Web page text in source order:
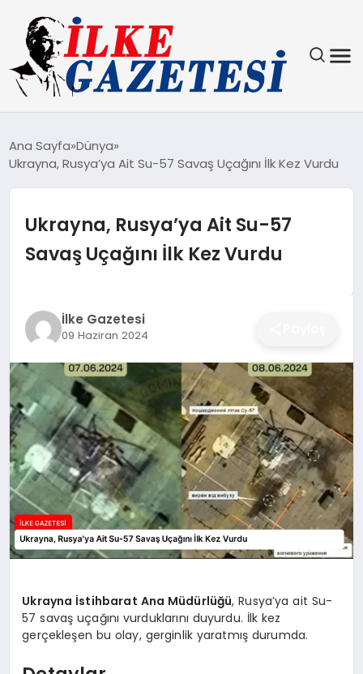
TEKNOLOJI
SPOR
SAĞLIK
EKONOMI
DÜNYA
SIYASET
EĞITIM
Ana Sayfa Dünya
Ukrayna, Rusya’ya Ait Su-57 Savaş Uçağını İlk Kez Vurdu
Ukrayna, Rusya’ya Ait Su-57
Savaş Uçağını İlk Kez Vurdu
İlke Gazetesi
09 Haziran 2024
Ukrayna İstihbarat Ana Müdürlüğü, Rusya’ya ait Su-
57 savaş uçağını vurduklarını duyurdu. İlk kez
gerçekleşen bu olay, gerginlik yaratmış durumda.